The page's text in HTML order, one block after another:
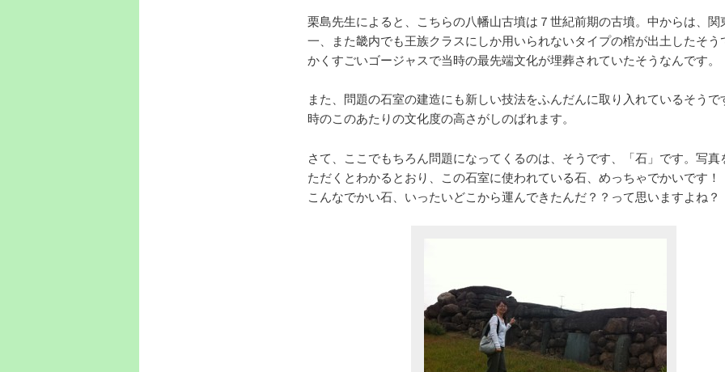
栗島先生によると、こちらの八幡山古墳は７世紀前期の古墳。中からは、関
一、また畿内でも王族クラスにしか用いられないタイプの棺が出土したそう
かくすごいゴージャスで当時の最先端文化が埋葬されていたそうなんです。
また、問題の石室の建造にも新しい技法をふんだんに取り入れているそうで
時のこのあたりの文化度の高さがしのばれます。
さて、ここでもちろん問題になってくるのは、そうです、「石」です。写真
ただくとわかるとおり、この石室に使われている石、めっちゃでかいです！
こんなでかい石、いったいどこから運んできたんだ？？って思いますよね？